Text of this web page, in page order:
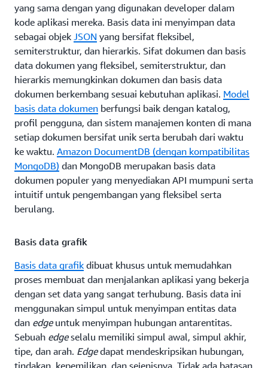
yang sama dengan yang digunakan developer dalam
kode aplikasi mereka. Basis data ini menyimpan data
sebagai objek JSON yang bersifat fleksibel,
semiterstruktur, dan hierarkis. Sifat dokumen dan basis
data dokumen yang fleksibel, semiterstruktur, dan
hierarkis memungkinkan dokumen dan basis data
dokumen berkembang sesuai kebutuhan aplikasi. Model
basis data dokumen berfungsi baik dengan katalog,
profil pengguna, dan sistem manajemen konten di mana
setiap dokumen bersifat unik serta berubah dari waktu
ke waktu. Amazon DocumentDB (dengan kompatibilitas
MongoDB) dan MongoDB merupakan basis data
dokumen populer yang menyediakan API mumpuni serta
intuitif untuk pengembangan yang fleksibel serta
berulang.
Basis data grafik
Basis data grafik dibuat khusus untuk memudahkan
proses membuat dan menjalankan aplikasi yang bekerja
dengan set data yang sangat terhubung. Basis data ini
menggunakan simpul untuk menyimpan entitas data
dan edgeuntuk menyimpan hubungan antarentitas.
Sebuah edgeselalu memiliki simpul awal, simpul akhir,
tipe, dan arah. Edgedapat mendeskripsikan hubungan,
tindakan, kepemilikan, dan sejenisnya. Tidak ada batasan